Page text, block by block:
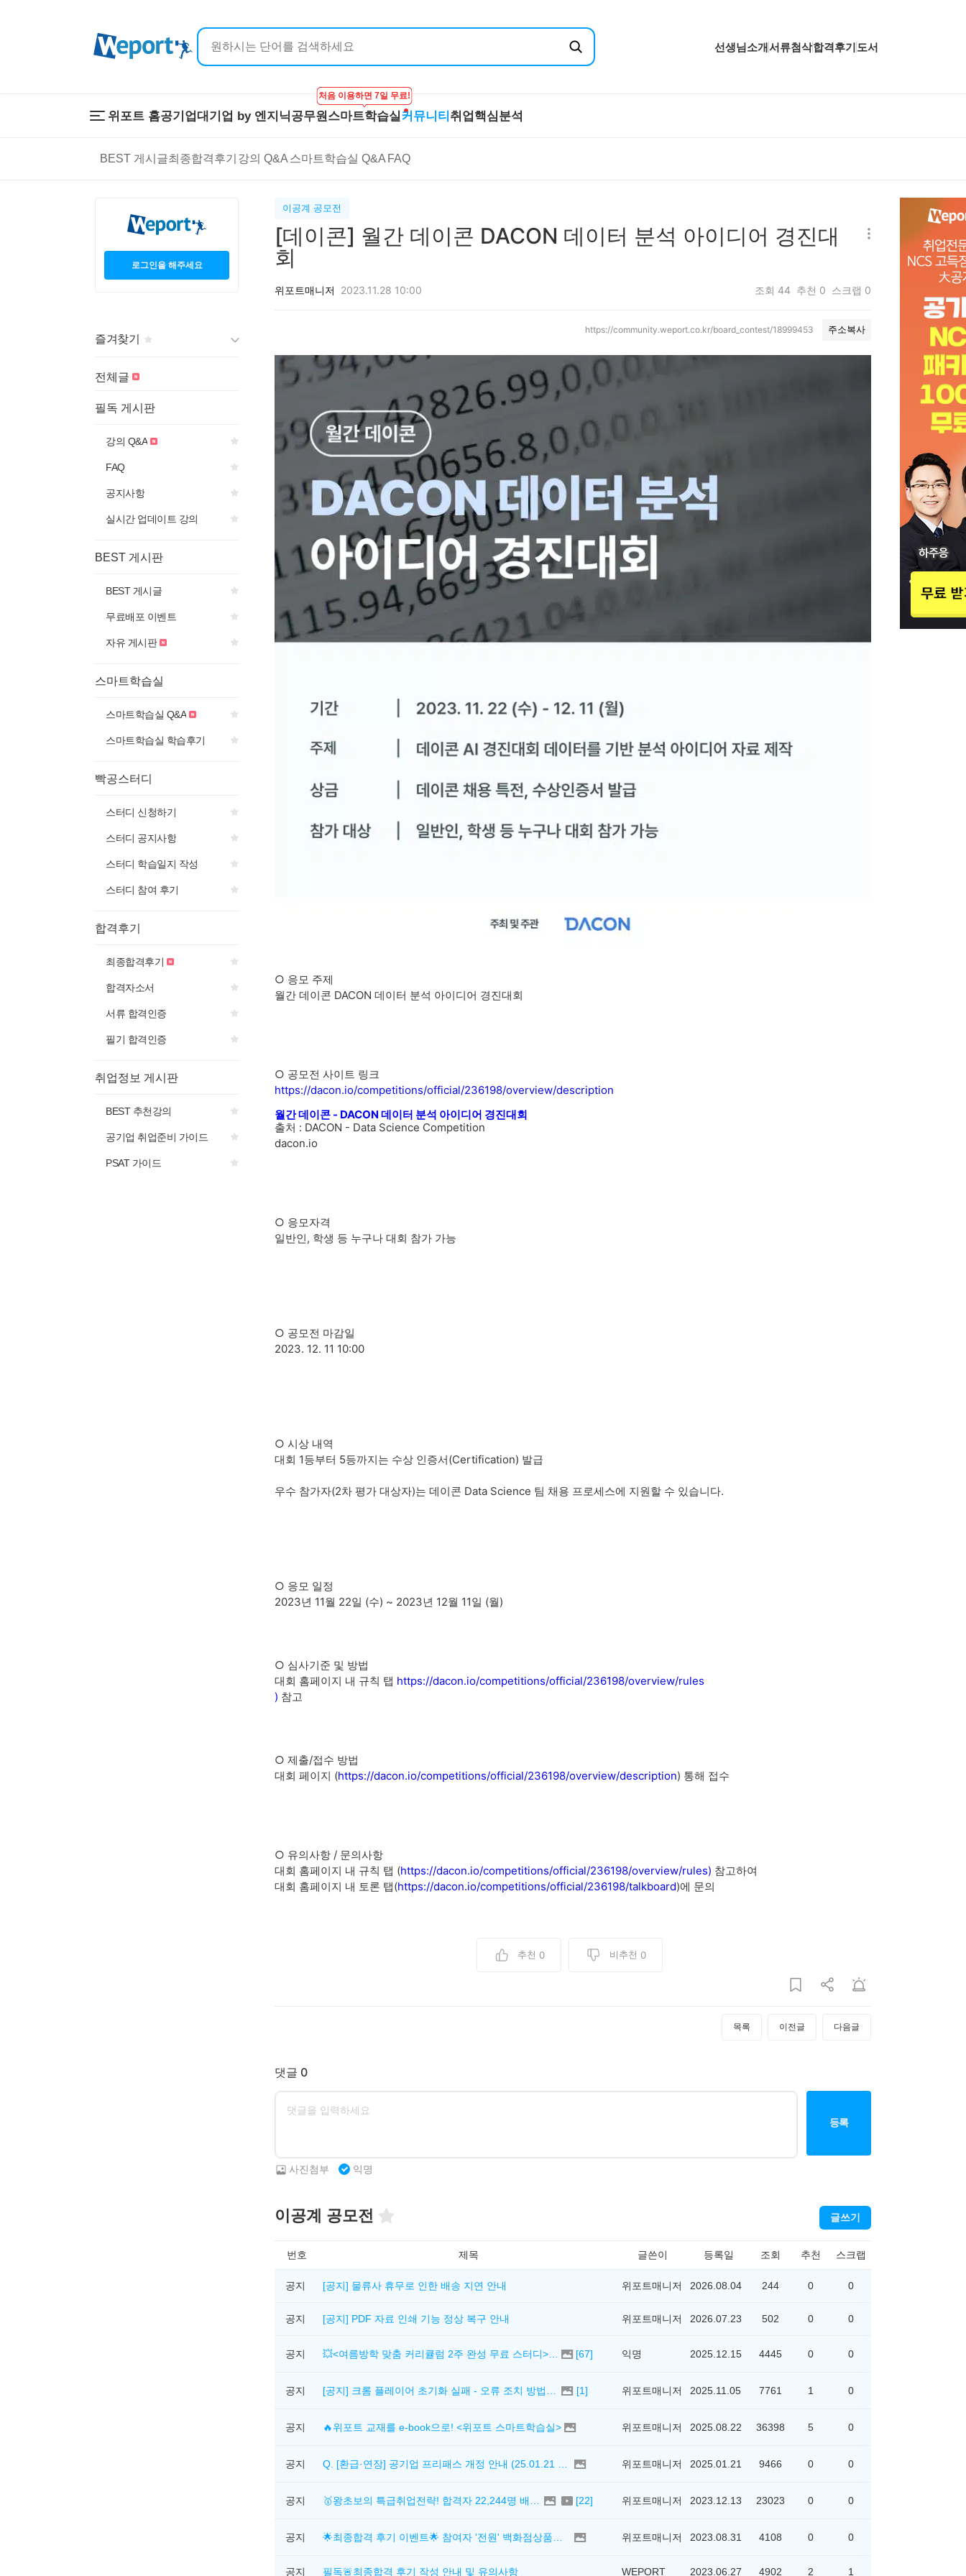
선생님소개서류첨삭합격후기 도서
위포트 홈공기업대기업 by 엔지닉공무원
처음 이용하면 7일 무료!
스마트학습실 커뮤니티
BEST 게시글최종합격후기 강의 Q&A 스마트학습실 Q&A FAQ
취업핵심분석
온라인 강의
이공계 강의
학원 강의
1:1 컨설팅
온라인 강의
스마트학습실 Q&A
FAQ
직무핵심분석
합격자소서 핵심분석
로그인을 해주세요
즐겨찾기
게시판 제목의
전체글
필독 게시판
강의 Q&A
FAQ
공지사항
실시간 업데이트 강의
BEST 게시판
BEST 게시글
무료배포 이벤트
자유 게시판
스마트학습실
스마트학습실 Q&A
스마트학습실 학습후기
빡공스터디
스터디 신청하기
스터디 공지사항
스터디 학습일지 작성
스터디 참여 후기
합격후기
최종합격후기
합격자소서
서류 합격인증
필기 합격인증
취업정보 게시판
BEST 추천강의
공기업 취업준비 가이드
PSAT 가이드
이공계 공모전
[데이콘] 월간 데이콘 DACON 데이터 분석 아이디어 경진대
회
위포트매니저 2023.11.28 10:00 조회 44 추천 0 스크랩 0
https://community.weport.co.kr/board_contest/18999453 주소복사
○ 응모 주제
월간 데이콘 DACON 데이터 분석 아이디어 경진대회
○ 공모전 사이트 링크
https://dacon.io/competitions/official/236198/overview/description
월간 데이콘 - DACON 데이터 분석 아이디어 경진대회
출처 : DACON - Data Science Competition
dacon.io
○ 응모자격
일반인, 학생 등 누구나 대회 참가 가능
○ 공모전 마감일
2023. 12. 11 10:00
○ 시상 내역
대회 1등부터 5등까지는 수상 인증서(Certification) 발급
우수 참가자(2차 평가 대상자)는 데이콘 Data Science 팀 채용 프로세스에 지원할 수 있습니다.
○ 응모 일정
2023년 11월 22일 (수) ~ 2023년 12월 11일 (월)
○ 심사기준 및 방법
대회 홈페이지 내 규칙 탭 https://dacon.io/competitions/official/236198/overview/rules
) 참고
○ 제출/접수 방법
대회 페이지 (https://dacon.io/competitions/official/236198/overview/description) 통해 접수
○ 유의사항 / 문의사항
대회 홈페이지 내 규칙 탭 (https://dacon.io/competitions/official/236198/overview/rules) 참고하여
대회 홈페이지 내 토론 탭(https://dacon.io/competitions/official/236198/talkboard)에 문의
추천 0 비추천 0
목록 이전글 다음글
댓글 0
등록
사진첨부 익명
이공계 공모전 글쓰기
번호 제목 글쓴이 등록일 조회 추천 스크랩
공지 [공지] 물류사 휴무로 인한 배송 지연 안내 위포트매니저 2026.08.04 244 0 0
공지 [공지] PDF 자료 인쇄 기능 정상 복구 안내 위포트매니저 2026.07.23 502 0 0
공지 [67] 익명 2025.12.15 4445 0 0
공지 [1] 위포트매니저 2025.11.05 7761 1 0
공지 🔥위포트 교재를 e-book으로! <위포트 스마트학습실> 위포트매니저 2025.08.22 36398 5 0
공지 위포트매니저 2025.01.21 9466 0 0
공지 [22] 위포트매니저 2023.12.13 23023 0 0
공지 위포트매니저 2023.08.31 4108 0 0
공지 필독🚨최종합격 후기 작성 안내 및 유의사항 WEPORT 2023.06.27 4902 2 1